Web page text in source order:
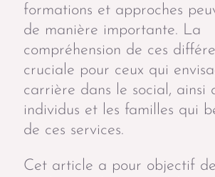
formations et approches
de manière importante. La
compréhension de ces
cruciale pour ceux qui
carrière dans le social, ainsi
individus et les familles qui
de ces services.
Cet article a pour objectif